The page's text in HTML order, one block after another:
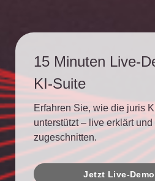
15 Minuten Live-
KI-Suite
Erfahren Sie, wie die juris
unterstützt – live erklärt
zugeschnitten.
Jetzt Live-